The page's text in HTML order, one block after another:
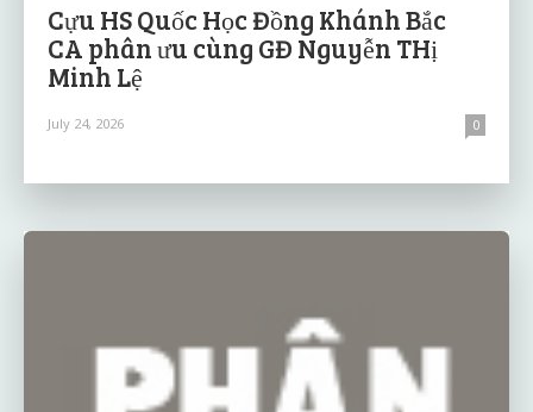
Cựu HS Quốc Học Đồng Khánh Bắc
CA phân ưu cùng GĐ Nguyễn THị
Minh Lệ
July 24, 2026 0